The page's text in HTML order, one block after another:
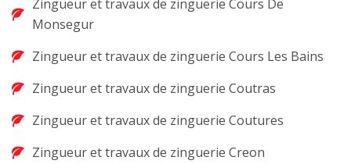
Zingueur et travaux de zinguerie Cours De
Monsegur
Zingueur et travaux de zinguerie Cours Les Bains
Zingueur et travaux de zinguerie Coutras
Zingueur et travaux de zinguerie Coutures
Zingueur et travaux de zinguerie Creon